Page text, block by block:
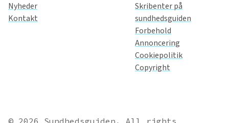
Nyheder
Kontakt
Skribenter på
sundhedsguiden
Forbehold
Annoncering
Cookiepolitik
Copyright
© 2026 Sundhedsguiden. All rights